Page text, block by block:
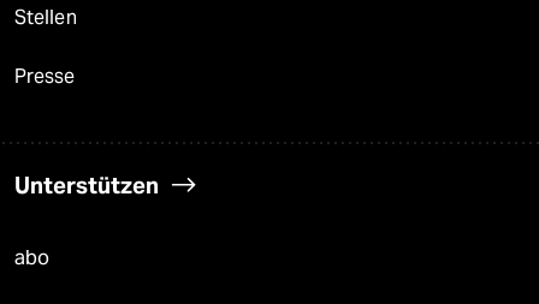
Stellen
Presse
Unterstützen
abo